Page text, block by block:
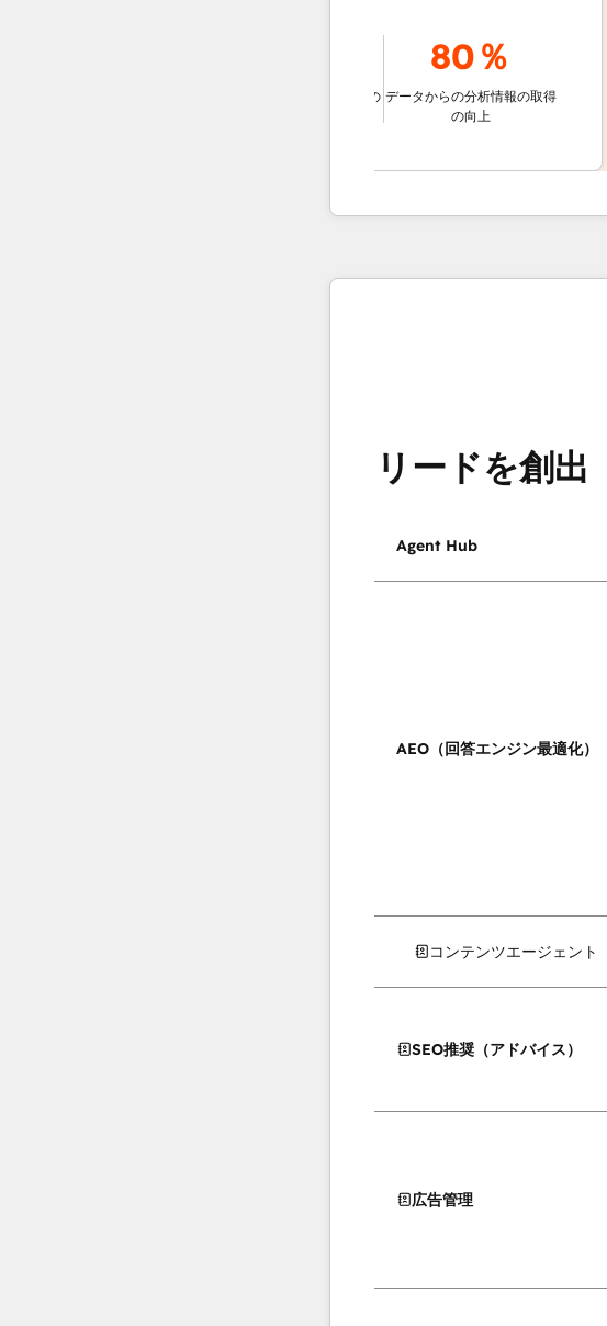
80％
データからの分析情報の取得
リードを創出
Agent Hub
AEO（回答エンジン最適化）
コンテンツエージェント
SEO推奨（アドバイス）
広告管理